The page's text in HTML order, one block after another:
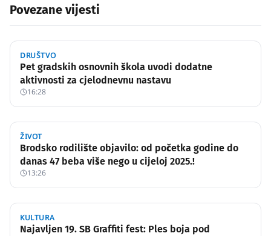
Povezane vijesti
DRUŠTVO
Pet gradskih osnovnih škola uvodi dodatne
aktivnosti za cjelodnevnu nastavu
16:28
ŽIVOT
Brodsko rodilište objavilo: od početka godine do
danas 47 beba više nego u cijeloj 2025.!
13:26
KULTURA
Najavljen 19. SB Graffiti fest: Ples boja pod